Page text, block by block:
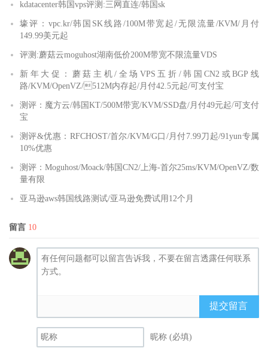
kdatacenter韩国vps评测:三网直连/韩国sk
壕评：vpc.kr/韩国SK线路/100M带宽起/无限流量/KVM/月付
149.99美元起
评测:蘑菇云moguhost湖南低价200M带宽不限流量VDS
新年大促：蘑菇主机/全场VPS五折/韩国CN2或BGP线
路/KVM/OpenVZ/512M内存起/月付42.5元起/可支付宝
测评：魔方云/韩国KT/500M带宽/KVM/SSD盘/月付49元起/可支付
宝
测评&优惠：RFCHOST/首尔/KVM/G口/月付7.99刀起/91yun专属
10%优惠
测评：Moguhost/Moack/韩国CN2/上海-首尔25ms/KVM/OpenVZ/数
量有限
亚马逊aws韩国线路测试/亚马逊免费试用12个月
留言 10
提交留言
昵称 (必填)